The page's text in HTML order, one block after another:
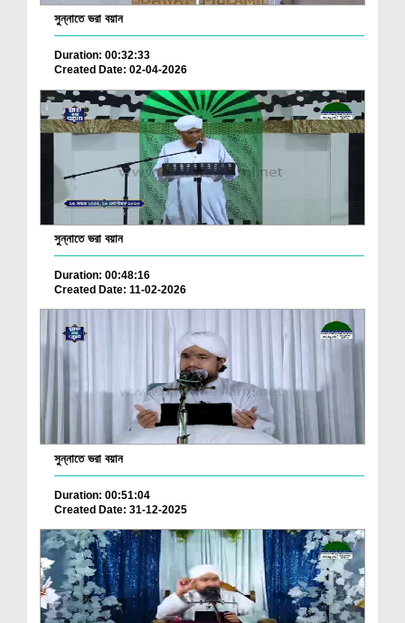
সুন্নাতে ভরা বয়ান
Duration: 00:32:33
Created Date: 02-04-2026
সুন্নাতে ভরা বয়ান
Duration: 00:48:16
Created Date: 11-02-2026
সুন্নাতে ভরা বয়ান
Duration: 00:51:04
Created Date: 31-12-2025